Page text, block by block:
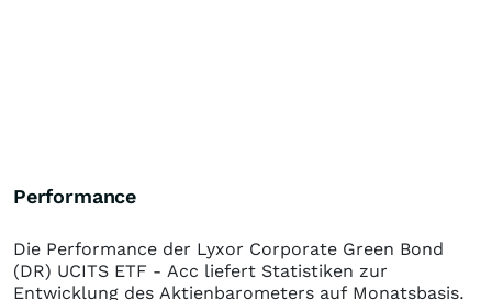
Performance
Die Performance der Lyxor Corporate Green Bond
(DR) UCITS ETF - Acc liefert Statistiken zur
Entwicklung des Aktienbarometers auf Monatsbasis.